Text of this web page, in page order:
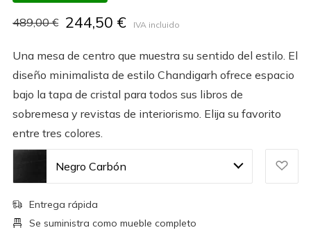
489,00 € 244,50 € IVA incluido
Una mesa de centro que muestra su sentido del estilo. El
diseño minimalista de estilo Chandigarh ofrece espacio
bajo la tapa de cristal para todos sus libros de
sobremesa y revistas de interiorismo. Elija su favorito
entre tres colores.
Negro Carbón
Entrega rápida
Se suministra como mueble completo